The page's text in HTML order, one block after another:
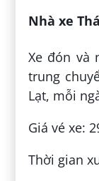
Nhà xe
Xe đón và
trung
Lạt, mỗi
Giá vé xe:
Thời gian